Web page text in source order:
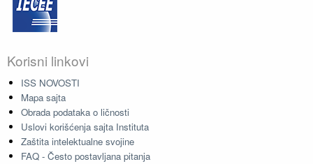
Korisni linkovi
ISS NOVOSTI
Mapa sajta
Obrada podataka o ličnosti
Uslovi korišćenja sajta Instituta
Zaštita intelektualne svojine
FAQ - Često postavljana pitanja